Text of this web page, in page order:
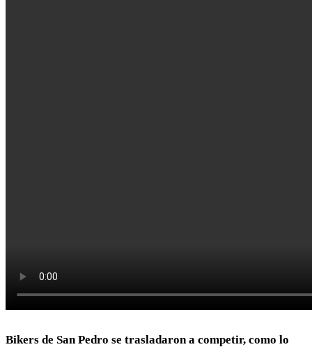
Bikers de San Pedro se trasladaron a competir, como lo